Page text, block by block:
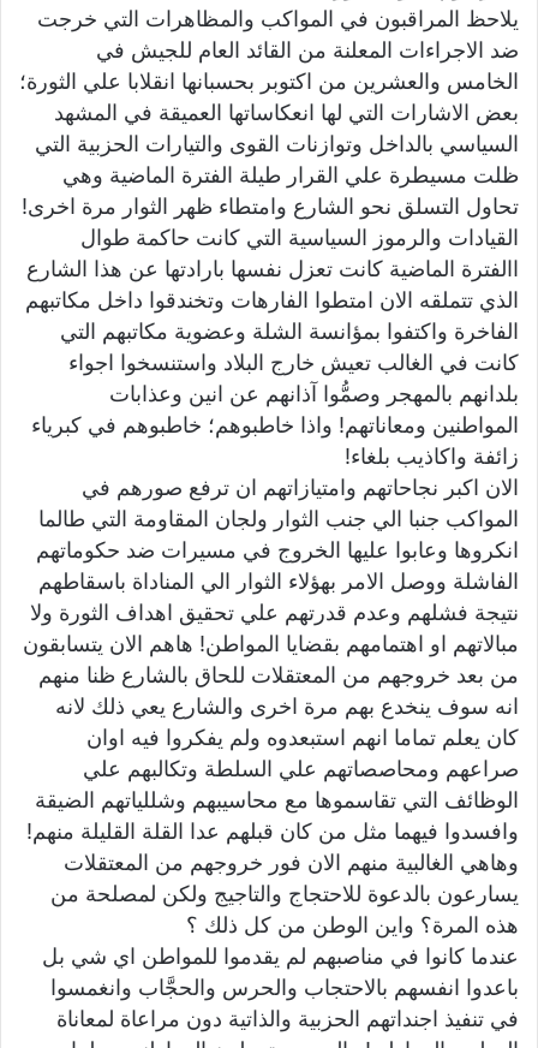
يلاحظ المراقبون في المواكب والمظاهرات التي خرجت
ضد الاجراءات المعلنة من القائد العام للجيش في
الخامس والعشرين من اكتوبر بحسبانها انقلابا علي الثورة؛
بعض الاشارات التي لها انعكاساتها العميقة في المشهد
السياسي بالداخل وتوازنات القوى والتيارات الحزبية التي
ظلت مسيطرة علي القرار طيلة الفترة الماضية وهي
تحاول التسلق نحو الشارع وامتطاء ظهر الثوار مرة اخرى!
القيادات والرموز السياسية التي كانت حاكمة طوال
االفترة الماضية كانت تعزل نفسها بارادتها عن هذا الشارع
الذي تتملقه الان امتطوا الفارهات وتخندقوا داخل مكاتبهم
الفاخرة واكتفوا بمؤانسة الشلة وعضوية مكاتبهم التي
كانت في الغالب تعيش خارج البلاد واستنسخوا اجواء
بلدانهم بالمهجر وصمُّوا آذانهم عن انين وعذابات
المواطنين ومعاناتهم! واذا خاطبوهم؛ خاطبوهم في كبرياء
زائفة واكاذيب بلغاء!
الان اكبر نجاحاتهم وامتيازاتهم ان ترفع صورهم في
المواكب جنبا الي جنب الثوار ولجان المقاومة التي طالما
انكروها وعابوا عليها الخروج في مسيرات ضد حكوماتهم
الفاشلة ووصل الامر بهؤلاء الثوار الي المناداة باسقاطهم
نتيجة فشلهم وعدم قدرتهم علي تحقيق اهداف الثورة ولا
مبالاتهم او اهتمامهم بقضايا المواطن! هاهم الان يتسابقون
من بعد خروجهم من المعتقلات للحاق بالشارع ظنا منهم
انه سوف ينخدع بهم مرة اخرى والشارع يعي ذلك لانه
كان يعلم تماما انهم استبعدوه ولم يفكروا فيه اوان
صراعهم ومحاصصاتهم علي السلطة وتكالبهم علي
الوظائف التي تقاسموها مع محاسيبهم وشللياتهم الضيقة
وافسدوا فيهما مثل من كان قبلهم عدا القلة القليلة منهم!
وهاهي الغالبية منهم الان فور خروجهم من المعتقلات
يسارعون بالدعوة للاحتجاج والتاجيج ولكن لمصلحة من
هذه المرة؟ واين الوطن من كل ذلك ؟
عندما كانوا في مناصبهم لم يقدموا للمواطن اي شي بل
باعدوا انفسهم بالاحتجاب والحرس والحجَّاب وانغمسوا
في تنفيذ اجنداتهم الحزبية والذاتية دون مراعاة لمعاناة